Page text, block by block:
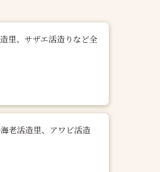
里、サザエ活造りなど全
老活造里、アワビ活造